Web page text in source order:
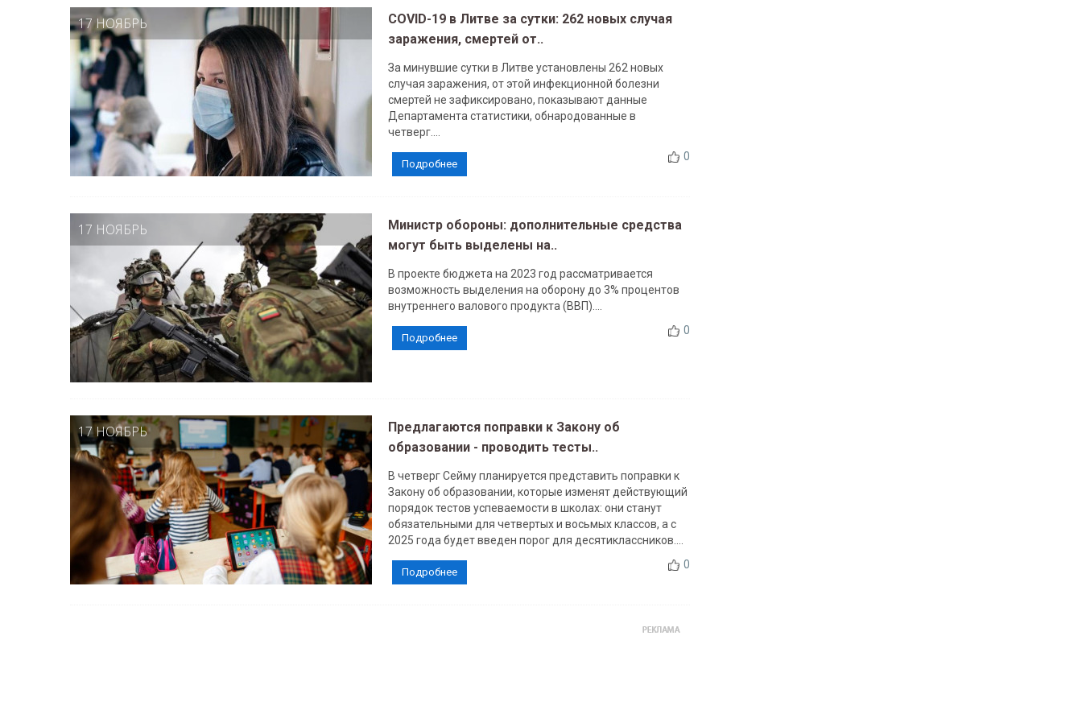
17 НОЯБРЬ
COVID-19 в Литве за сутки: 262 новых случая
заражения, смертей от..
За минувшие сутки в Литве установлены 262 новых
случая заражения, от этой инфекционной болезни
смертей не зафиксировано, показывают данные
Департамента статистики, обнародованные в
четверг....
0
Подробнее
17 НОЯБРЬ
Министр обороны: дополнительные средства
могут быть выделены на..
В проекте бюджета на 2023 год рассматривается
возможность выделения на оборону до 3% процентов
внутреннего валового продукта (ВВП)....
0
Подробнее
17 НОЯБРЬ
Предлагаются поправки к Закону об
образовании - проводить тесты..
В четверг Сейму планируется представить поправки к
Закону об образовании, которые изменят действующий
порядок тестов успеваемости в школах: они станут
обязательными для четвертых и восьмых классов, а с
2025 года будет введен порог для десятиклассников....
0
Подробнее